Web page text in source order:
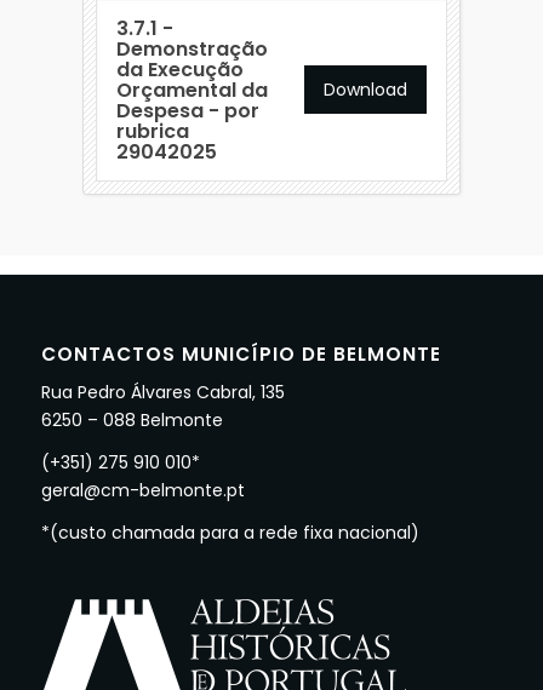
3.7.1 -
Demonstração
da Execução
Orçamental da
Despesa - por
rubrica
29042025
Download
CONTACTOS MUNICÍPIO DE BELMONTE
Rua Pedro Álvares Cabral, 135
6250 – 088 Belmonte
(+351) 275 910 010*
geral@cm-belmonte.pt
*(custo chamada para a rede fixa nacional)